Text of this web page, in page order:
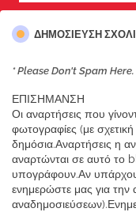
ΔΗΜΟΣΊΕΥΣΗ
* Please Don't Spam
ΕΠΙΣΗΜΑΝΣΗ
Οι αναρτήσεις που
φωτογραφίες (με
δημόσια.Αναρτήσεις η
αναρτώνται σε αυτό το
υπογράφουν.Αν
ενημερώστε μας για